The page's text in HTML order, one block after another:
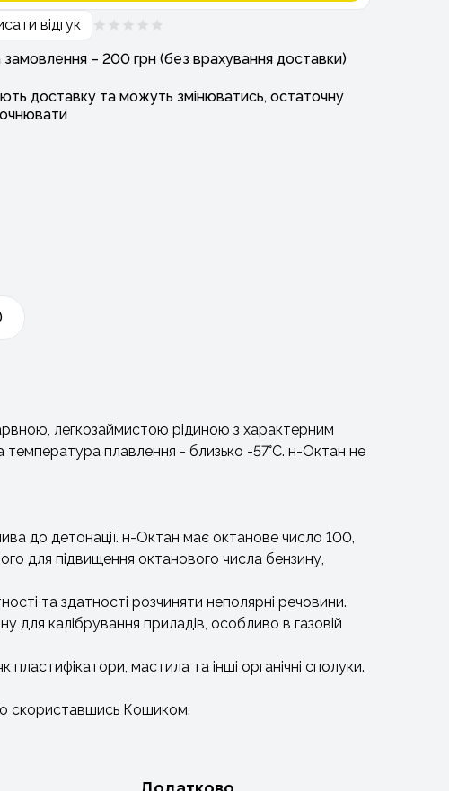
відгук
замовлення – 200 грн (без врахування доставки)
доставку та можуть змінюватись, остаточну
легкозаймистою рідиною з характерним
температура плавлення - близько -57°C. н-Октан не
до детонації. н-Октан має октанове число 100,
для підвищення октанового числа бензину,
та здатності розчиняти неполярні речовини.
для калібрування приладів, особливо в газовій
мастила та інші органічні сполуки.
скориставшись Кошиком.